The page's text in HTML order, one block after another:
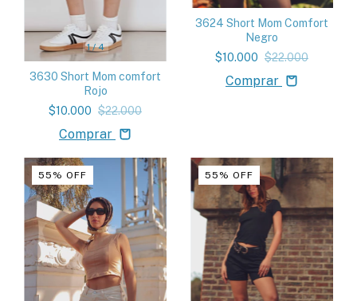
1/4
3630 Short Mom comfort
Rojo
$10.000 $22.000
Comprar
3624 Short Mom Comfort
Negro
$10.000 $22.000
Comprar
55 % OFF 55 % OFF